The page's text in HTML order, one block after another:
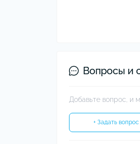
Вопросы и
Добавьте вопрос, и
+ Задать вопрос